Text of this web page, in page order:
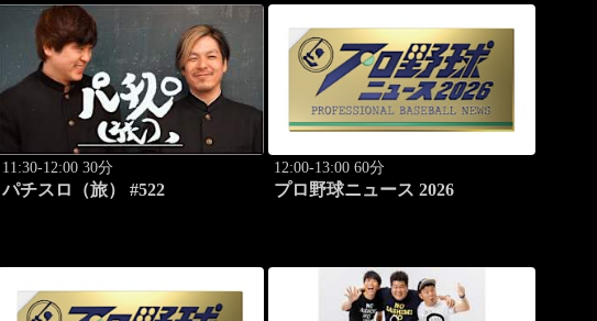
11:30-12:00 30分
パチスロ（旅） #522
12:00-13:00 60分
プロ野球ニュース 2026